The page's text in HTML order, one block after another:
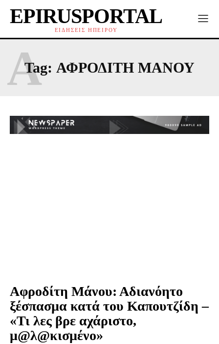
EPIRUSPORTAL
ΕΙΔΗΣΕΙΣ ΗΠΕΙΡΟΥ
Tag: ΑΦΡΟΔΊΤΗ ΜΆΝΟΥ
Α
Αφροδίτη Μάνου: Αδιανόητο
ξέσπασμα κατά του Καπουτζίδη –
«Τι λες βρε αχάριστο,
μ@λ@κισμένο»